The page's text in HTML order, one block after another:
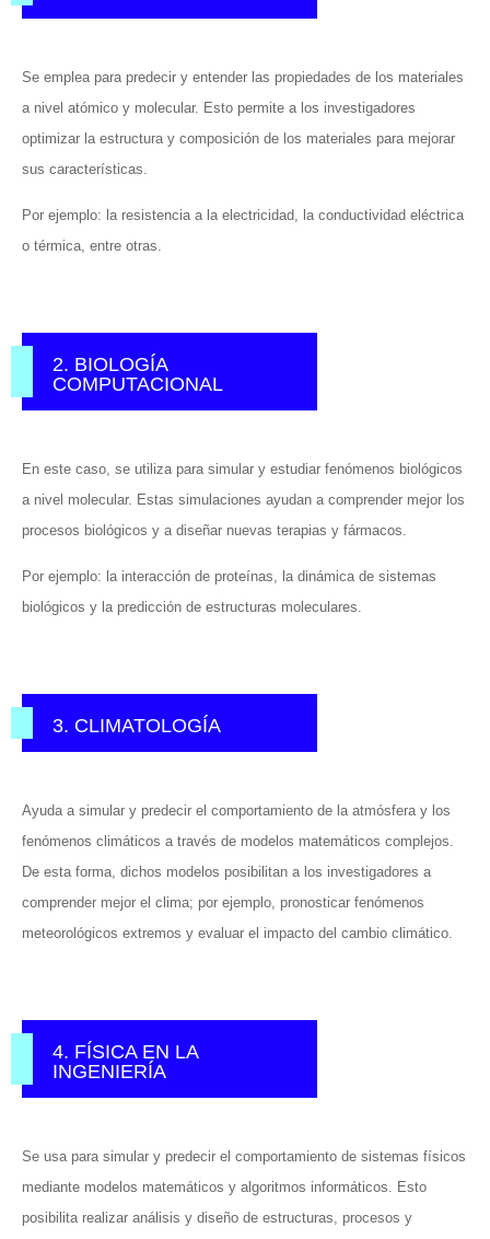
Se emplea para predecir y entender las propiedades de los materiales
a nivel atómico y molecular. Esto permite a los investigadores
optimizar la estructura y composición de los materiales para mejorar
sus características.
Por ejemplo: la resistencia a la electricidad, la conductividad eléctrica
o térmica, entre otras.
2. BIOLOGÍA
COMPUTACIONAL
En este caso, se utiliza para simular y estudiar fenómenos biológicos
a nivel molecular. Estas simulaciones ayudan a comprender mejor los
procesos biológicos y a diseñar nuevas terapias y fármacos.
Por ejemplo: la interacción de proteínas, la dinámica de sistemas
biológicos y la predicción de estructuras moleculares.
3. CLIMATOLOGÍA
Ayuda a simular y predecir el comportamiento de la atmósfera y los
fenómenos climáticos a través de modelos matemáticos complejos.
De esta forma, dichos modelos posibilitan a los investigadores a
comprender mejor el clima; por ejemplo, pronosticar fenómenos
meteorológicos extremos y evaluar el impacto del cambio climático.
4. FÍSICA EN LA
INGENIERÍA
Se usa para simular y predecir el comportamiento de sistemas físicos
mediante modelos matemáticos y algoritmos informáticos. Esto
posibilita realizar análisis y diseño de estructuras, procesos y